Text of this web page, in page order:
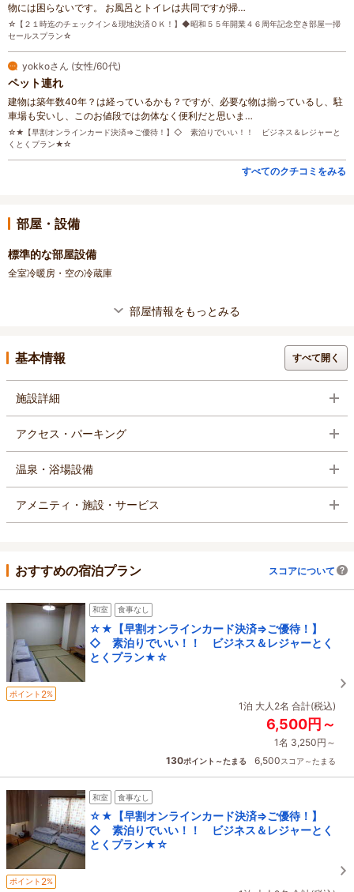
物には困らないです。 お風呂とトイレは共同ですが掃…
☆【２１時迄のチェックイン＆現地決済ＯＫ！】◆昭和５５年開業４６周年記念空き部屋一掃
セールスプラン☆
yokkoさん (女性/60代)
ペット連れ
建物は築年数40年？は経っているかも？ですが、必要な物は揃っているし、駐
車場も安いし、このお値段では勿体なく便利だと思いま…
☆★【早割オンラインカード決済⇒ご優待！】◇ 素泊りでいい！！ ビジネス＆レジャーと
くとくプラン★☆
すべてのクチコミをみる
部屋・設備
標準的な部屋設備
全室冷暖房・空の冷蔵庫
部屋情報をもっとみる
基本情報 すべて開く
施設詳細
アクセス・パーキング
温泉・浴場設備
アメニティ・施設・サービス
おすすめの宿泊プラン スコアについて
和室 食事なし
☆★【早割オンラインカード決済⇒ご優待！】
◇ 素泊りでいい！！ ビジネス＆レジャーとく
とくプラン★☆
ポイント 2%
1泊 大人2名 合計(税込)
6,500円～
1名 3,250円～
130ポイント～たまる 6,500スコア～たまる
和室 食事なし
☆★【早割オンラインカード決済⇒ご優待！】
◇ 素泊りでいい！！ ビジネス＆レジャーとく
とくプラン★☆
ポイント 2%